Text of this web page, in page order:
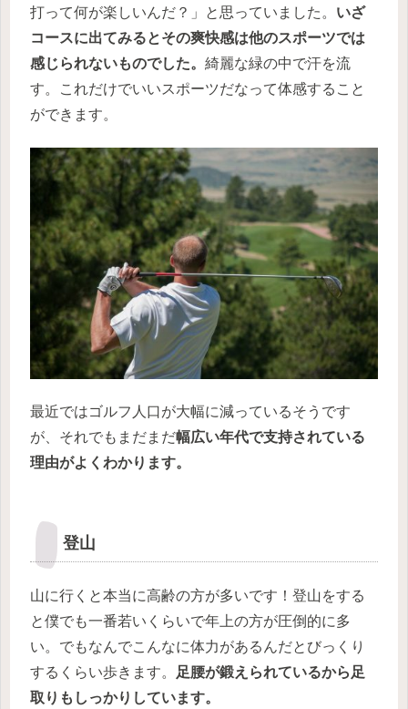
打って何が楽しいんだ？」と思っていました。 いざ
コースに出てみるとその爽快感は他のスポーツでは
感じられないものでした。 綺麗な緑の中で汗を流
す。これだけでいいスポーツだなって体感すること
ができます。
最近ではゴルフ人口が大幅に減っているそうです
が、それでもまだまだ幅広い年代で支持されている
理由がよくわかります。
登山
山に行くと本当に高齢の方が多いです！登山をする
と僕でも一番若いくらいで年上の方が圧倒的に多
い。でもなんでこんなに体力があるんだとびっくり
するくらい歩きます。
足腰が鍛えられているから足
取りもしっかりしています。